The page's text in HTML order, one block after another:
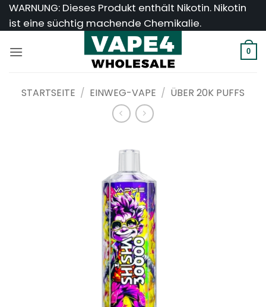
Zum
Inhalt
WARNUNG: Dieses Produkt enthält Nikotin. Nikotin
ist eine süchtig machende Chemikalie.
0
STARTSEITE / EINWEG-VAPE / ÜBER 20K PUFFS